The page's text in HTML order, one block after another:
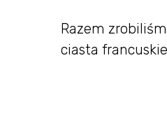
Razem
ciasta